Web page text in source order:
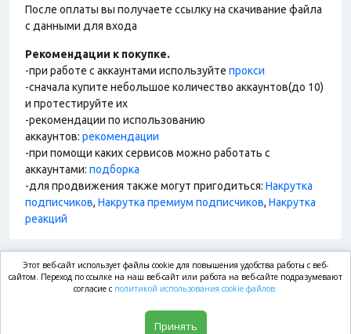
После оплаты вы получаете ссылку на скачивание файла
с данными для входа
Рекомендации к покупке.
-при работе с аккаунтами используйте прокси
-сначала купите небольшое количество аккаунтов(до 10)
и протестируйте их
-рекомендации по использованию
аккаунтов: рекомендации
-при помощи каких сервисов можно работать с
аккаунтами: подборка
-для продвижения также могут пригодиться: Накрутка
подписчиков, Накрутка премиум подписчиков, Накрутка
реакций
market.com
Этот веб-сайт использует файлы cookie для повышения удобства работы с веб-
сайтом. Переход по ссылке на наш веб-сайт или работа на веб-сайте подразумевают
согласие с политикой использования cookie файлов.
Принять